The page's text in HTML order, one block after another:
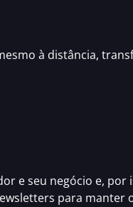
à distância,
e seu negócio e, por
para manter